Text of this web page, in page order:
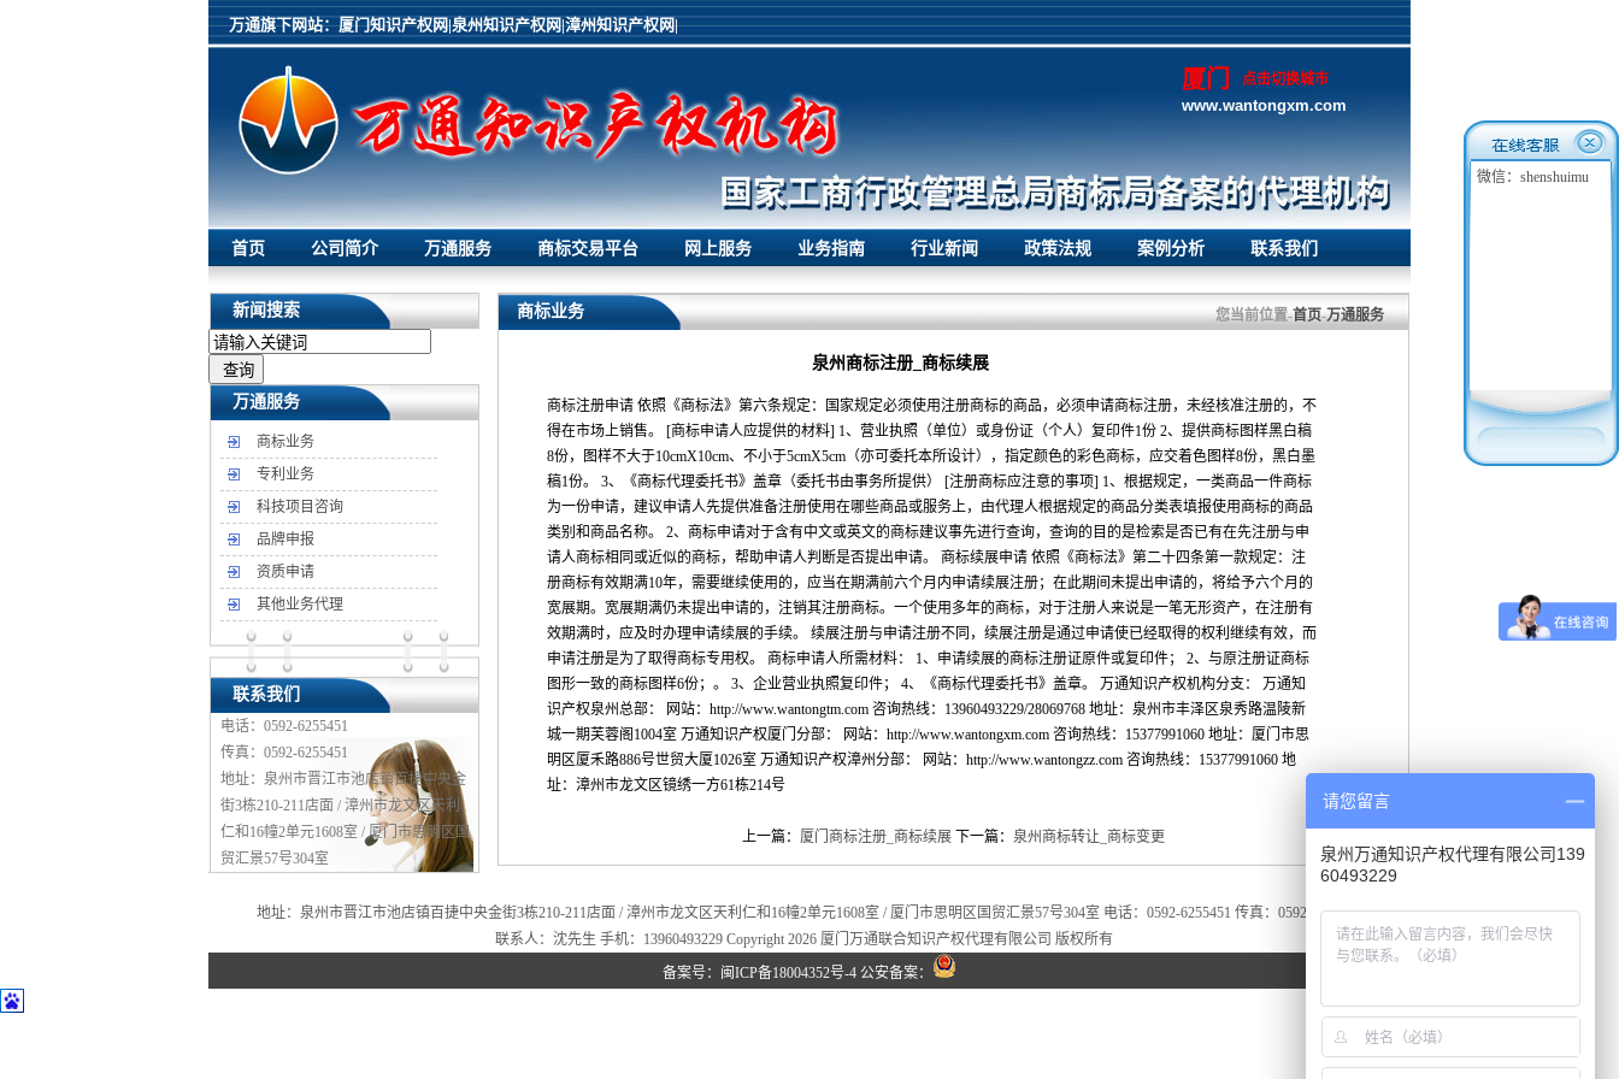
万通旗下网站：厦门知识产权网|泉州知识产权网|漳州知识产权网|
厦门 点击切换城市
www.wantongxm.com
首页 公司简介 万通服务 商标交易平台 网上服务 业务指南 行业新闻 政策法规 案例分析 联系我们
微信：shenshuimu
新闻搜索
万通服务
商标业务
专利业务
科技项目咨询
品牌申报
资质申请
其他业务代理
联系我们
电话：0592-6255451
传真：0592-6255451
地址：泉州市晋江市池店镇百捷中央金
街3栋210-211店面 / 漳州市龙文区天利
仁和16幢2单元1608室 / 厦门市思明区国
贸汇景57号304室
您当前位置-首页-万通服务
商标业务
泉州商标注册_商标续展
商标注册申请 依照《商标法》第六条规定：国家规定必须使用注册商标的商品，必须申请商标注册，未经核准注册的，不
得在市场上销售。 [商标申请人应提供的材料] 1、营业执照（单位）或身份证（个人）复印件1份 2、提供商标图样黑白稿
8份，图样不大于10cmX10cm、不小于5cmX5cm（亦可委托本所设计），指定颜色的彩色商标，应交着色图样8份，黑白墨
稿1份。 3、《商标代理委托书》盖章（委托书由事务所提供） [注册商标应注意的事项] 1、根据规定，一类商品一件商标
为一份申请，建议申请人先提供准备注册使用在哪些商品或服务上，由代理人根据规定的商品分类表填报使用商标的商品
类别和商品名称。 2、商标申请对于含有中文或英文的商标建议事先进行查询，查询的目的是检索是否已有在先注册与申
请人商标相同或近似的商标，帮助申请人判断是否提出申请。 商标续展申请 依照《商标法》第二十四条第一款规定：注
册商标有效期满10年，需要继续使用的，应当在期满前六个月内申请续展注册；在此期间未提出申请的，将给予六个月的
宽展期。宽展期满仍未提出申请的，注销其注册商标。一个使用多年的商标，对于注册人来说是一笔无形资产，在注册有
效期满时，应及时办理申请续展的手续。 续展注册与申请注册不同，续展注册是通过申请使已经取得的权利继续有效，而
申请注册是为了取得商标专用权。 商标申请人所需材料： 1、申请续展的商标注册证原件或复印件； 2、与原注册证商标
图形一致的商标图样6份；。 3、企业营业执照复印件； 4、《商标代理委托书》盖章。 万通知识产权机构分支： 万通知
识产权泉州总部： 网站：http://www.wantongtm.com 咨询热线：13960493229/28069768 地址：泉州市丰泽区泉秀路温陵新
城一期芙蓉阁1004室 万通知识产权厦门分部： 网站：http://www.wantongxm.com 咨询热线：15377991060 地址：厦门市思
明区厦禾路886号世贸大厦1026室 万通知识产权漳州分部： 网站：http://www.wantongzz.com 咨询热线：15377991060 地
址：漳州市龙文区镜绣一方61栋214号
上一篇： 厦门商标注册_商标续展 下一篇： 泉州商标转让_商标变更
地址：泉州市晋江市池店镇百捷中央金街3栋210-211店面 / 漳州市龙文区天利仁和16幢2单元1608室 / 厦门市思明区国贸汇景57号304室 电话：0592-6255451 传真：0592-6255451
联系人：沈先生 手机：13960493229 Copyright 2026 厦门万通联合知识产权代理有限公司 版权所有
备案号： 闽ICP备18004352号-4 公安备案：
请您留言
泉州万通知识产权代理有限公司139
60493229